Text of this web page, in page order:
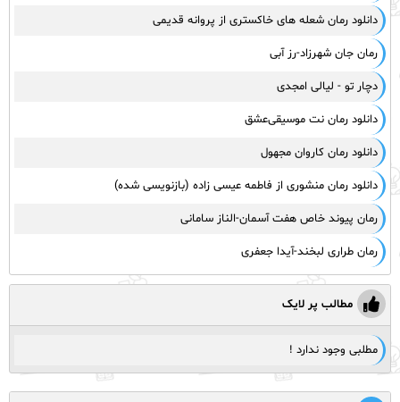
دانلود رمان شعله های خاکستری از پروانه قدیمی
رمان جان شهرزاد-رز آبی
دچار تو - لیالی امجدی
دانلود رمان نت موسیقی‌عشق
دانلود رمان کاروان مجهول
دانلود رمان منشوری از فاطمه عیسی زاده (بازنویسی شده)
رمان پیوند خاص هفت آسمان-الناز سامانی
رمان طراری لبخند-آیدا جعفری
مطالب پر لایک
مطلبی وجود ندارد !